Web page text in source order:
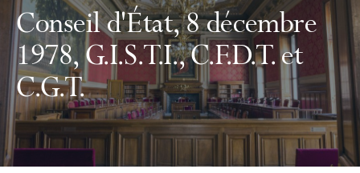
Conseil d'État, 8 décembre
1978, G.I.S.T.I., C.F.D.T. et
C.G.T.